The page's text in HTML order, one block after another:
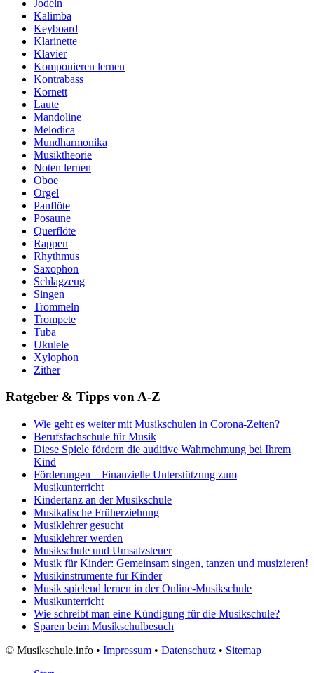
Jodeln
Kalimba
Keyboard
Klarinette
Klavier
Komponieren lernen
Kontrabass
Kornett
Laute
Mandoline
Melodica
Mundharmonika
Musiktheorie
Noten lernen
Oboe
Orgel
Panflöte
Posaune
Querflöte
Rappen
Rhythmus
Saxophon
Schlagzeug
Singen
Trommeln
Trompete
Tuba
Ukulele
Xylophon
Zither
Ratgeber & Tipps von A-Z
Wie geht es weiter mit Musikschulen in Corona-Zeiten?
Berufsfachschule für Musik
Diese Spiele fördern die auditive Wahrnehmung bei Ihrem
Kind
Förderungen – Finanzielle Unterstützung zum
Musikunterricht
Kindertanz an der Musikschule
Musikalische Früherziehung
Musiklehrer gesucht
Musiklehrer werden
Musikschule und Umsatzsteuer
Musik für Kinder: Gemeinsam singen, tanzen und musizieren!
Musikinstrumente für Kinder
Musik spielend lernen in der Online-Musikschule
Musikunterricht
Wie schreibt man eine Kündigung für die Musikschule?
Sparen beim Musikschulbesuch
© Musikschule.info • Impressum • Datenschutz • Sitemap